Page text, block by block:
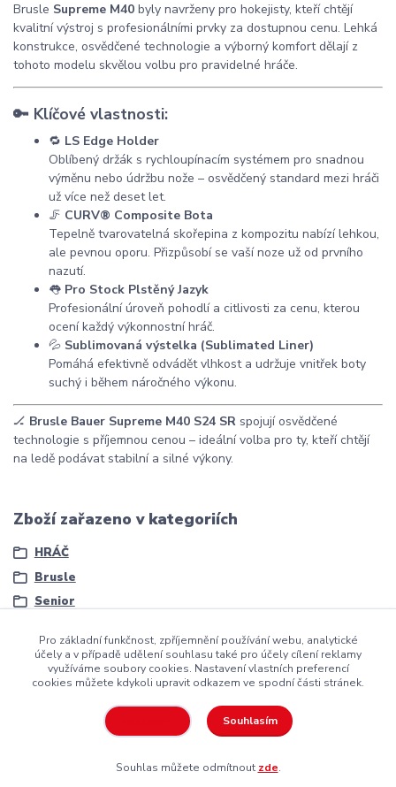
Brusle Supreme M40 byly navrženy pro hokejisty, kteří chtějí
kvalitní výstroj s profesionálními prvky za dostupnou cenu. Lehká
konstrukce, osvědčené technologie a výborný komfort dělají z
tohoto modelu skvělou volbu pro pravidelné hráče.
🔑 Klíčové vlastnosti:
🔁 LS Edge Holder
Oblíbený držák s rychloupínacím systémem pro snadnou
výměnu nebo údržbu nože – osvědčený standard mezi hráči
už více než deset let.
🦵 CURV® Composite Bota
Tepelně tvarovatelná skořepina z kompozitu nabízí lehkou,
ale pevnou oporu. Přizpůsobí se vaší noze už od prvního
nazutí.
👅 Pro Stock Plstěný Jazyk
Profesionální úroveň pohodlí a citlivosti za cenu, kterou
ocení každý výkonnostní hráč.
💦 Sublimovaná výstelka (Sublimated Liner)
Pomáhá efektivně odvádět vlhkost a udržuje vnitřek boty
suchý i během náročného výkonu.
🏒 Brusle Bauer Supreme M40 S24 SR spojují osvědčené
technologie s příjemnou cenou – ideální volba pro ty, kteří chtějí
na ledě podávat stabilní a silné výkony.
Zboží zařazeno v kategoriích
HRÁČ
Brusle
Senior
Copyright ©2016Hockeyzone.cz Brnovaše značková
za rozumnou cenu
Vytvořeno na Eshop-rychle.cz
Pro základní funkčnost, zpříjemnění používání webu, analytické
účely a v případě udělení souhlasu také pro účely cílení reklamy
využíváme soubory cookies. Nastavení vlastních preferencí
cookies můžete kdykoli upravit odkazem ve spodní části stránek.
Souhlasím
Souhlas můžete odmítnout zde.